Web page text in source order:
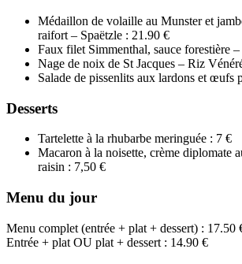
Médaillon de volaille au Munster et
raifort – Spaëtzle : 21.90 €
Faux filet Simmenthal, sauce forestière
Nage de noix de St Jacques – Riz
Salade de pissenlits aux lardons et œufs
Desserts
Tartelette à la rhubarbe meringuée : 7 €
Macaron à la noisette, crème diplomate
raisin : 7,50 €
Menu du jour
Menu complet (entrée + plat + dessert) : 17.50
Entrée + plat OU plat + dessert : 14.90 €